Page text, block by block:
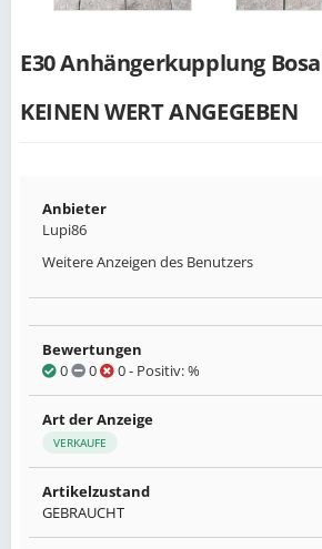
E30 Anhängerkupplung
KEINEN WERT ANGEGEBEN
Anbieter
Lupi86
Weitere Anzeigen des Benutzers
Bewertungen
0
0 0- Positiv: %
Art der Anzeige
VERKAUFE
Artikelzustand
GEBRAUCHT